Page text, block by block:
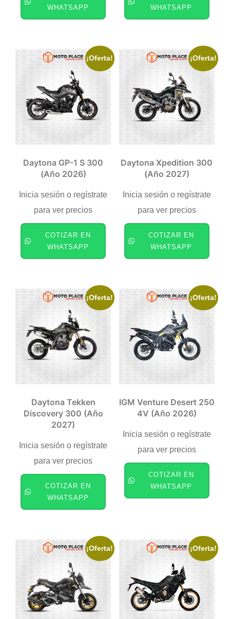
WHATSAPP
WHATSAPP
¡Oferta!
Daytona GP-1 S 300
(año 2026)
Inicia sesión o regístrate
para ver precios
COTIZAR EN
WHATSAPP
¡Oferta!
Daytona Xpedition 300
(año 2027)
Inicia sesión o regístrate
para ver precios
COTIZAR EN
WHATSAPP
¡Oferta!
Daytona Tekken
Discovery 300 (año
2027)
Inicia sesión o regístrate
para ver precios
COTIZAR EN
WHATSAPP
¡Oferta!
IGM Venture Desert 250
4V (año 2026)
Inicia sesión o regístrate
para ver precios
COTIZAR EN
WHATSAPP
¡Oferta! ¡Oferta!